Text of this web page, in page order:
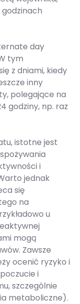
godzinach
day
tym
z dniami, kiedy
inny
polegające na
godziny, np. raz
istotne jest
i
jednak
się
na
u
mogą
Zawsze
ocenić ryzyko i
i
szczególnie
metaboliczne).